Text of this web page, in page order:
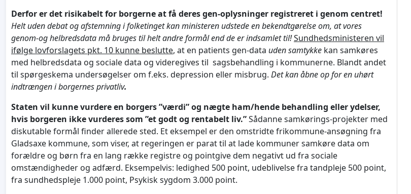
Derfor er det risikabelt for borgerne at få deres gen-oplysninger registreret i genom centret!
Helt uden debat og afstemning i folketinget kan ministeren udstede en bekendtgørelse om, at vores
genom-og helbredsdata må bruges til helt andre formål end de er indsamlet til!Sundhedsministeren vil
ifølge lovforslagets pkt. 10 kunne beslutte, at en patients gen-data uden samtykke kan samkøres
med helbredsdata og sociale data og videregives til sagsbehandling i kommunerne. Blandt andet
til spørgeskema undersøgelser om f.eks. depression eller misbrug. Det kan åbne op for en uhørt
indtrængen i borgernes privatliv.
Staten vil kunne vurdere en borgers ”værdi” og nægte ham/hende behandling eller ydelser,
hvis borgeren ikke vurderes som ”et godt og rentabelt liv.”Sådanne samkørings-projekter med
diskutable formål finder allerede sted. Et eksempel er den omstridte frikommune-ansøgning fra
Gladsaxe kommune, som viser, at regeringen er parat til at lade kommuner samkøre data om
forældre og børn fra en lang række registre og pointgive dem negativt ud fra sociale
omstændigheder og adfærd. Eksempelvis: ledighed 500 point, udeblivelse fra tandpleje 500 point,
fra sundhedspleje 1.000 point, Psykisk sygdom 3.000 point.